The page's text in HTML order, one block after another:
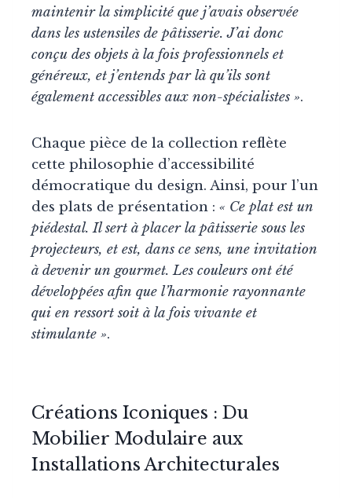
maintenir la simplicité que j’avais observée
dans les ustensiles de pâtisserie. J’ai donc
conçu des objets à la fois professionnels et
généreux, et j’entends par là qu’ils sont
également accessibles aux non-spécialistes ».
Chaque pièce de la collection reflète
cette philosophie d’accessibilité
démocratique du design. Ainsi, pour l’un
des plats de présentation : « Ce plat est un
piédestal. Il sert à placer la pâtisserie sous les
projecteurs, et est, dans ce sens, une invitation
à devenir un gourmet. Les couleurs ont été
développées afin que l’harmonie rayonnante
qui en ressort soit à la fois vivante et
stimulante ».
Créations Iconiques : Du
Mobilier Modulaire aux
Installations Architecturales